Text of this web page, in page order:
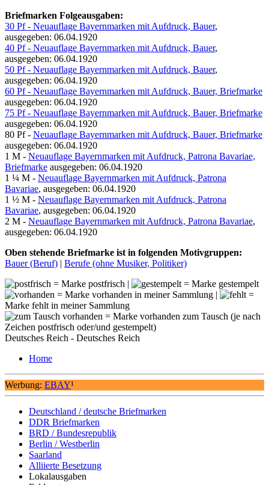
Briefmarken Folgeausgaben:
30 Pf - Neuauflage Bayernmarken mit Aufdruck, Bauer,
ausgegeben: 06.04.1920
40 Pf - Neuauflage Bayernmarken mit Aufdruck, Bauer,
ausgegeben: 06.04.1920
50 Pf - Neuauflage Bayernmarken mit Aufdruck, Bauer,
ausgegeben: 06.04.1920
60 Pf - Neuauflage Bayernmarken mit Aufdruck, Bauer, Briefmarke
ausgegeben: 06.04.1920
75 Pf - Neuauflage Bayernmarken mit Aufdruck, Bauer, Briefmarke
ausgegeben: 06.04.1920
80 Pf - Neuauflage Bayernmarken mit Aufdruck, Bauer, Briefmarke
ausgegeben: 06.04.1920
1 M - Neuauflage Bayernmarken mit Aufdruck, Patrona Bavariae,
Briefmarke ausgegeben: 06.04.1920
1 ¼ M - Neuauflage Bayernmarken mit Aufdruck, Patrona
Bavariae, ausgegeben: 06.04.1920
1 ½ M - Neuauflage Bayernmarken mit Aufdruck, Patrona
Bavariae, ausgegeben: 06.04.1920
2 M - Neuauflage Bayernmarken mit Aufdruck, Patrona Bavariae,
ausgegeben: 06.04.1920
Oben stehende Briefmarke ist in folgenden Motivgruppen:
Bauer (Beruf) | Berufe (ohne Musiker, Politiker)
= Marke postfrisch |
= Marke gestempelt
= Marke vorhanden in meiner Sammlung |
=
Marke fehlt in meiner Sammlung
= Marke vorhanden zum Tausch (je nach
Zeichen postfrisch oder/und gestempelt)
Deutsches Reich - Deutsches Reich
Home
Werbung: EBAY¹
Deutschland / deutsche Briefmarken
DDR Briefmarken
BRD / Bundesrepublik
Berlin / Westberlin
Saarland
Alliierte Besetzung
Lokalausgaben